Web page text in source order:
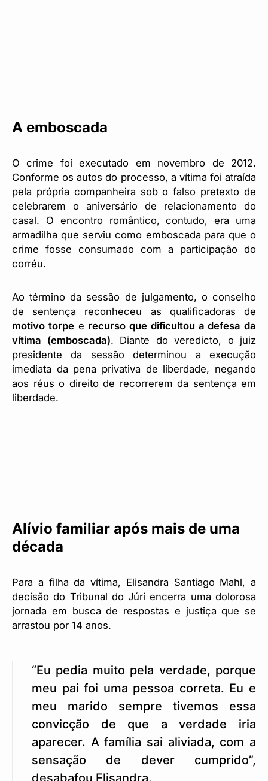
A emboscada
O crime foi executado em novembro de 2012.
Conforme os autos do processo, a vítima foi atraída
pela própria companheira sob o falso pretexto de
celebrarem o aniversário de relacionamento do
casal. O encontro romântico, contudo, era uma
armadilha que serviu como emboscada para que o
crime fosse consumado com a participação do
corréu.
Ao término da sessão de julgamento, o conselho
de sentença reconheceu as qualificadoras de
motivo torpee recurso que dificultou a defesa da
vítima (emboscada). Diante do veredicto, o juiz
presidente da sessão determinou a execução
imediata da pena privativa de liberdade, negando
aos réus o direito de recorrerem da sentença em
liberdade.
Alívio familiar após mais de uma
década
Para a filha da vítima, Elisandra Santiago Mahl, a
decisão do Tribunal do Júri encerra uma dolorosa
jornada em busca de respostas e justiça que se
arrastou por 14 anos.
“Eu pedia muito pela verdade, porque
meu pai foi uma pessoa correta. Eu e
meu marido sempre tivemos essa
convicção de que a verdade iria
aparecer. A família sai aliviada, com a
sensação de dever cumprido”,
desabafou Elisandra.